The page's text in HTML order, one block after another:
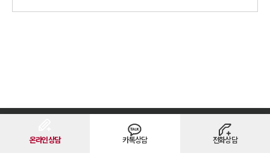
온라인상담 카톡상담 전화상담
개인정보처리방침이메일무단수집거부 고객의 소리